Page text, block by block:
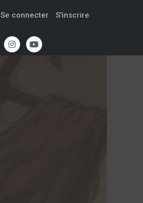
Se connecter S'inscrire